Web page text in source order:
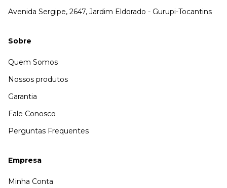
Avenida Sergipe, 2647, Jardim Eldorado - Gurupi-Tocantins
Sobre
Quem Somos
Nossos produtos
Garantia
Fale Conosco
Perguntas Frequentes
Empresa
Minha Conta